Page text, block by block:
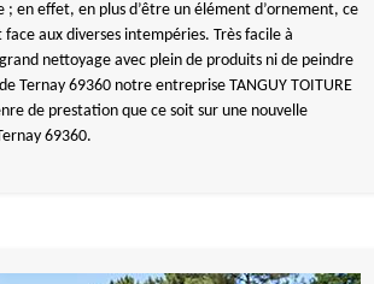
en effet, en plus d’être un élément d’ornement, ce
aux diverses intempéries. Très facile à
nettoyage avec plein de produits ni de peindre
Ternay 69360 notre entreprise TANGUY TOITURE
de prestation que ce soit sur une nouvelle
69360.